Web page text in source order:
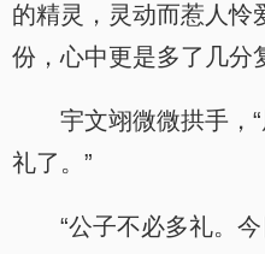
的精灵，灵动而惹人怜
份，心中更是多了几分
宇文翊微微拱手，
礼了。”
“公子不必多礼。